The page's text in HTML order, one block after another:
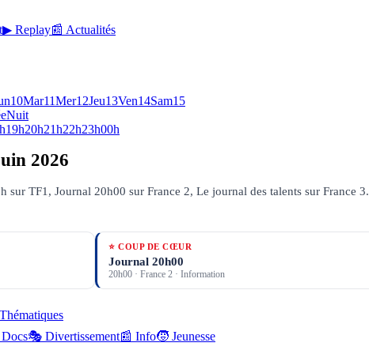
▶ Replay📰 Actualités
10Mar11Mer12Jeu13Ven14Sam15
Nuit
19h20h21h22h23h00h
2026
TF1, Journal 20h00 sur France 2, Le journal des talents sur France 3.
⭐ COUP DE CŒUR
Journal 20h00
20h00 · France 2 · Information
Thématiques
🎭 Divertissement📰 Info🧒 Jeunesse